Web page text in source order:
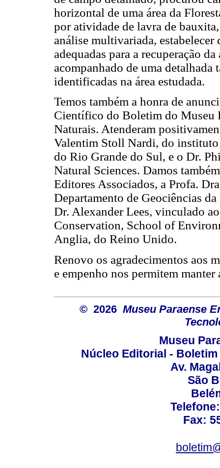
horizontal de uma área da
por atividade de lavra de
análise multivariada, estabelecer
adequadas para a recuperação
acompanhado de uma detalhada
identificadas na área estudada.
Temos também a honra de
Científico do Boletim do Museu
Naturais. Atenderam
Valentim Stoll Nardi, do instituto
do Rio Grande do Sul, e o Dr.
Natural Sciences. Damos
Editores Associados, a Profa.
Departamento de Geociências
Dr. Alexander Lees, vinculado
Conservation, School of
Anglia, do Reino Unido.
Renovo os agradecimentos aos
e empenho nos permitem
© 2026 Museu Paraense
Museu
Núcleo Editorial -
Av.
São
Fax: